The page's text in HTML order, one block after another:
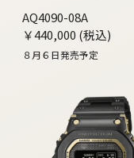
AQ4090-08A
￥440,000 (税込)
８月６日発売予定